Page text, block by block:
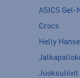
ASICS Gel-
Crocs
Helly
Juoksuliivit